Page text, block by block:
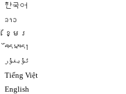
한국어
ລາວ
ខ្មែរ
བོད་སྐད།
ئۇيغۇر
Tiếng Việt
English